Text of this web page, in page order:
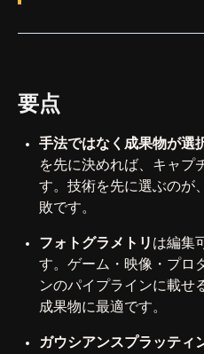
要点
手法ではなく成果物が選
を先に決めれば、キャプ
す。技術を先に選ぶのが
敗です。
フォトグラメトリ は編集
す。ゲーム・映像・プロ
ンのパイプラインに載せ
成果物に最適です。
ガウシアンスプラッティ